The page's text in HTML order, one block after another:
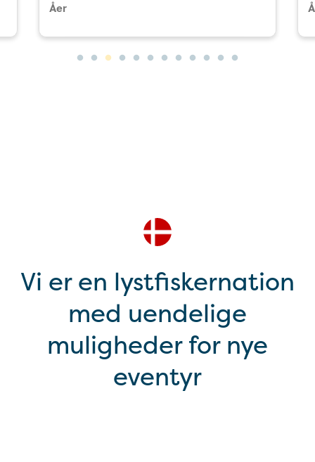
Åer
Vi er en lystfiskernation
med uendelige
muligheder for nye
eventyr